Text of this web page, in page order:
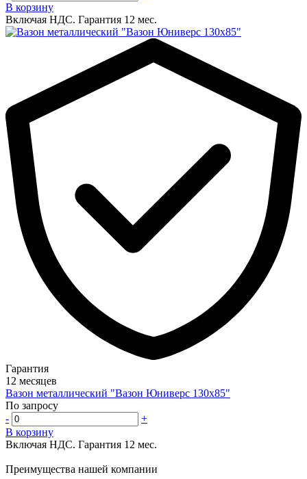
В корзину
Включая НДС. Гарантия 12 мес.
Гарантия
12 месяцев
Вазон металлический "Вазон Юниверс 130х85"
По запросу
-
+
В корзину
Включая НДС. Гарантия 12 мес.
Преимущества нашей компании